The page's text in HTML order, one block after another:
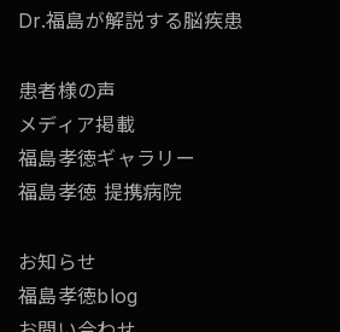
Dr.福島が解説する脳疾患
患者様の声
メディア掲載
福島孝徳ギャラリー
福島孝徳 提携病院
お知らせ
福島孝徳blog